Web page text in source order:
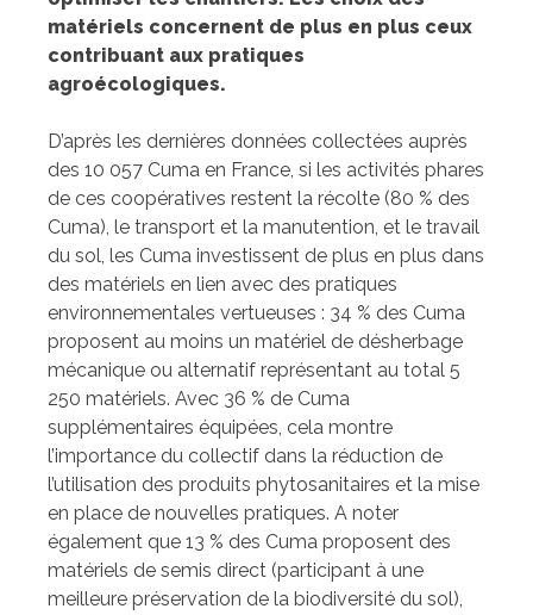
matériels concernent de plus en plus ceux
contribuant aux pratiques
agroécologiques.
D’après les dernières données collectées auprès
des 10 057 Cuma en France, si les activités phares
de ces coopératives restent la récolte (80 % des
Cuma), le transport et la manutention, et le travail
du sol, les Cuma investissent de plus en plus dans
des matériels en lien avec des pratiques
environnementales vertueuses : 34 % des Cuma
proposent au moins un matériel de désherbage
mécanique ou alternatif représentant au total 5
250 matériels. Avec 36 % de Cuma
supplémentaires équipées, cela montre
l’importance du collectif dans la réduction de
l’utilisation des produits phytosanitaires et la mise
en place de nouvelles pratiques. A noter
également que 13 % des Cuma proposent des
matériels de semis direct (participant à une
meilleure préservation de la biodiversité du sol),